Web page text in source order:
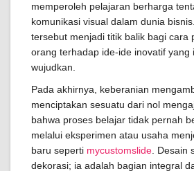
memperoleh pelajaran berharga
komunikasi visual dalam dunia
tersebut menjadi titik balik bagi cara
orang terhadap ide-ide inovatif yang
wujudkan.
Pada akhirnya, keberanian
menciptakan sesuatu dari nol
bahwa proses belajar tidak pernah
melalui eksperimen atau usaha
baru seperti mycustomslide .
dekorasi; ia adalah bagian integral